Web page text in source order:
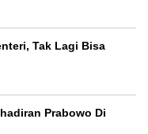
Tak Lagi Bisa
Prabowo Di